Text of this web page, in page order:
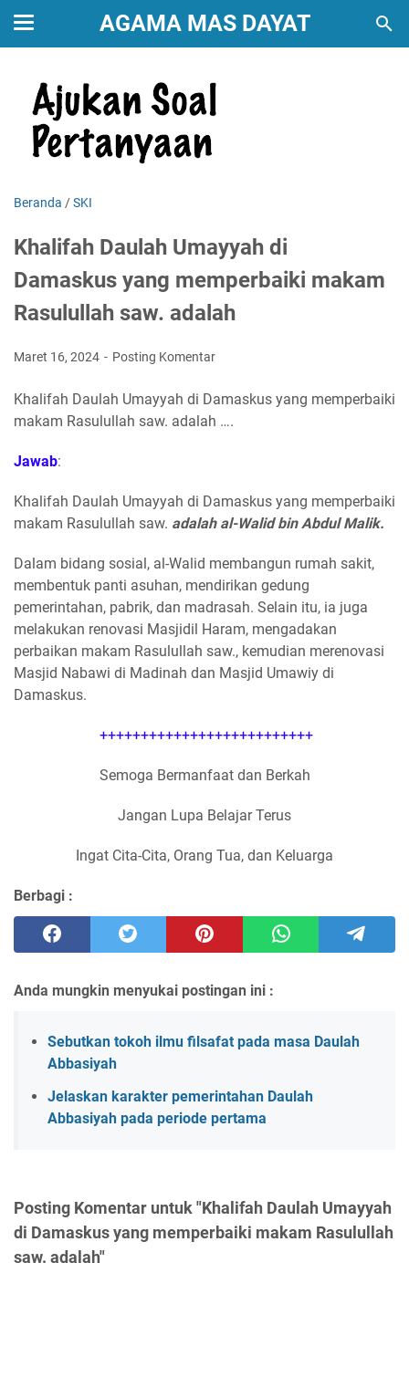
AGAMA MAS DAYAT
Beranda /SKI
Khalifah Daulah Umayyah di
Damaskus yang memperbaiki makam
Rasulullah saw. adalah
Maret 16, 2024 Posting Komentar
Khalifah Daulah Umayyah di Damaskus yang memperbaiki
makam Rasulullah saw. adalah ….
Jawab:
Khalifah Daulah Umayyah di Damaskus yang memperbaiki
makam Rasulullah saw. adalah al-Walid bin Abdul Malik.
Dalam bidang sosial, al-Walid membangun rumah sakit,
membentuk panti asuhan, mendirikan gedung
pemerintahan, pabrik, dan madrasah. Selain itu, ia juga
melakukan renovasi Masjidil Haram, mengadakan
perbaikan makam Rasulullah saw., kemudian merenovasi
Masjid Nabawi di Madinah dan Masjid Umawiy di
Damaskus.
++++++++++++++++++++++++++
Semoga Bermanfaat dan Berkah
Jangan Lupa Belajar Terus
Ingat Cita-Cita, Orang Tua, dan Keluarga
Berbagi :
Anda mungkin menyukai postingan ini :
Sebutkan tokoh ilmu filsafat pada masa Daulah
Abbasiyah
Jelaskan karakter pemerintahan Daulah
Abbasiyah pada periode pertama
Posting Komentar untuk "Khalifah Daulah Umayyah
di Damaskus yang memperbaiki makam Rasulullah
saw. adalah"